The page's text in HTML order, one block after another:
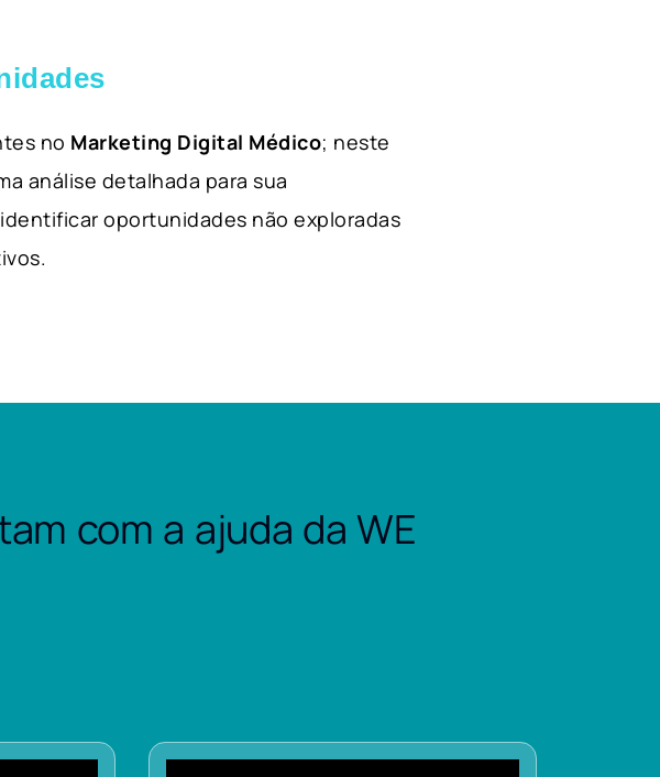
no Marketing Digital Médico; neste
análise detalhada para sua
oportunidades não exploradas
com a ajuda da WE